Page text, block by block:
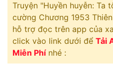
Mưu Mô
Mạt Thế
Mỹ Thực
Truyện "Huyền huyễn: Ta
cường Chương 1953
hỗ trợ đọc trên app của
click vào link dưới để Tải
Miễn Phínhé :